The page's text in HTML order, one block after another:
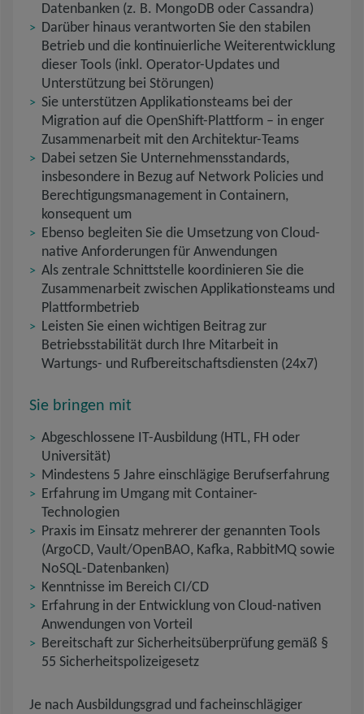
Datenbanken (z. B. MongoDB oder Cassandra)
Darüber hinaus verantworten Sie den stabilen
Betrieb und die kontinuierliche Weiterentwicklung
dieser Tools (inkl. Operator-Updates und
Unterstützung bei Störungen)
Sie unterstützen Applikationsteams bei der
Migration auf die OpenShift-Plattform – in enger
Zusammenarbeit mit den Architektur-Teams
Dabei setzen Sie Unternehmensstandards,
insbesondere in Bezug auf Network Policies und
Berechtigungsmanagement in Containern,
konsequent um
Ebenso begleiten Sie die Umsetzung von Cloud-
native Anforderungen für Anwendungen
Als zentrale Schnittstelle koordinieren Sie die
Zusammenarbeit zwischen Applikationsteams und
Plattformbetrieb
Leisten Sie einen wichtigen Beitrag zur
Betriebsstabilität durch Ihre Mitarbeit in
Wartungs- und Rufbereitschaftsdiensten (24x7)
Sie bringen mit
Abgeschlossene IT-Ausbildung (HTL, FH oder
Universität)
Mindestens 5 Jahre einschlägige Berufserfahrung
Erfahrung im Umgang mit Container-
Technologien
Praxis im Einsatz mehrerer der genannten Tools
(ArgoCD, Vault/OpenBAO, Kafka, RabbitMQ sowie
NoSQL-Datenbanken)
Kenntnisse im Bereich CI/CD
Erfahrung in der Entwicklung von Cloud-nativen
Anwendungen von Vorteil
Bereitschaft zur Sicherheitsüberprüfung gemäß §
55 Sicherheitspolizeigesetz
Je nach Ausbildungsgrad und facheinschlägiger